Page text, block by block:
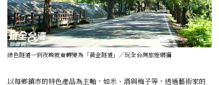
綠色隧道一到夜晚就會轉變為「黃金隧道」／玩全台灣旅遊網攝
以每鄉鎮市的特色產品為主軸，如米、酒與梅子等，透過藝術家的